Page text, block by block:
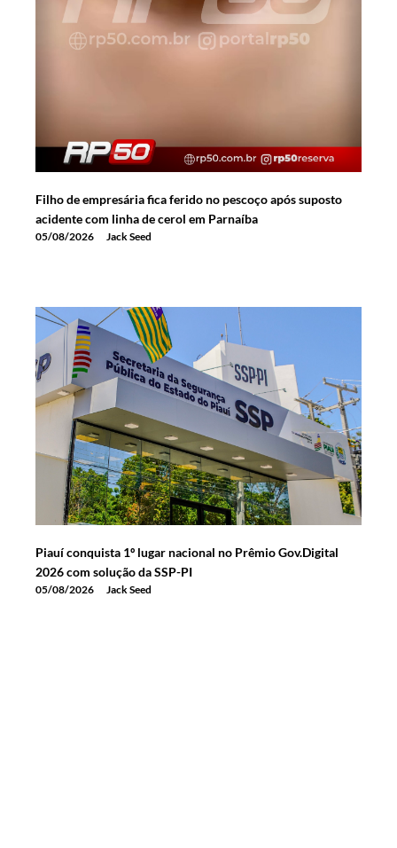
Filho de empresária fica ferido no pescoço após suposto
acidente com linha de cerol em Parnaíba
05/08/2026 Jack Seed
Piauí conquista 1º lugar nacional no Prêmio Gov.Digital
2026 com solução da SSP-PI
05/08/2026 Jack Seed